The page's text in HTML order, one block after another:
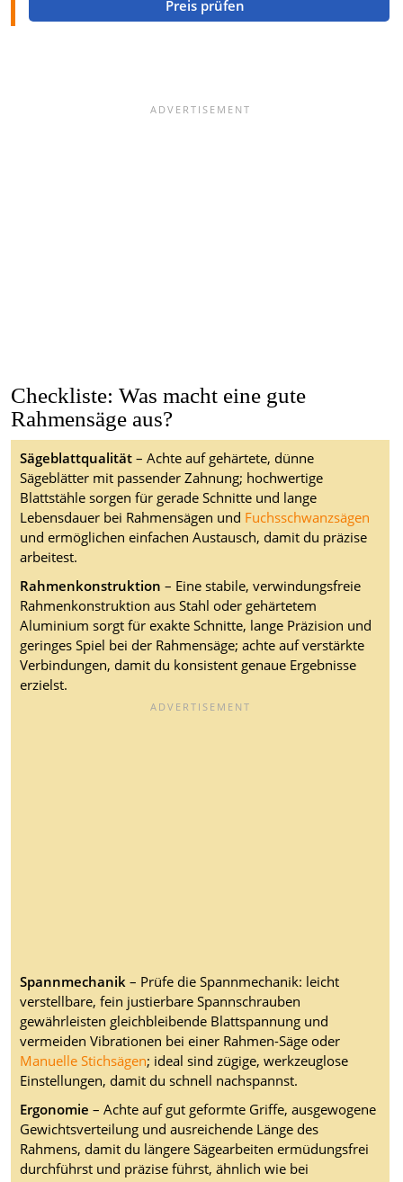
Preis prüfen
Checkliste: Was macht eine gute
Rahmensäge aus?
Sägeblattqualität– Achte auf gehärtete, dünne
Sägeblätter mit passender Zahnung; hochwertige
Blattstähle sorgen für gerade Schnitte und lange
Lebensdauer bei Rahmensägen und Fuchsschwanzsägen
und ermöglichen einfachen Austausch, damit du präzise
arbeitest.
Rahmenkonstruktion – Eine stabile, verwindungsfreie
Rahmenkonstruktion aus Stahl oder gehärtetem
Aluminium sorgt für exakte Schnitte, lange Präzision und
geringes Spiel bei der Rahmensäge; achte auf verstärkte
Verbindungen, damit du konsistent genaue Ergebnisse
erzielst.
Spannmechanik– Prüfe die Spannmechanik: leicht
verstellbare, fein justierbare Spannschrauben
gewährleisten gleichbleibende Blattspannung und
vermeiden Vibrationen bei einer Rahmen-Säge oder
Manuelle Stichsägen; ideal sind zügige, werkzeuglose
Einstellungen, damit du schnell nachspannst.
Ergonomie – Achte auf gut geformte Griffe, ausgewogene
Gewichtsverteilung und ausreichende Länge des
Rahmens, damit du längere Sägearbeiten ermüdungsfrei
durchführst und präzise führst, ähnlich wie bei